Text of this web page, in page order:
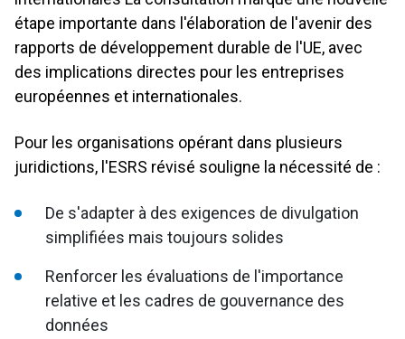
étape importante dans l'élaboration de l'avenir des
rapports de développement durable de l'UE, avec
des implications directes pour les entreprises
européennes et internationales.
Pour les organisations opérant dans plusieurs
juridictions, l'ESRS révisé souligne la nécessité de :
De s'adapter à des exigences de divulgation
simplifiées mais toujours solides
Renforcer les évaluations de l'importance
relative et les cadres de gouvernance des
données